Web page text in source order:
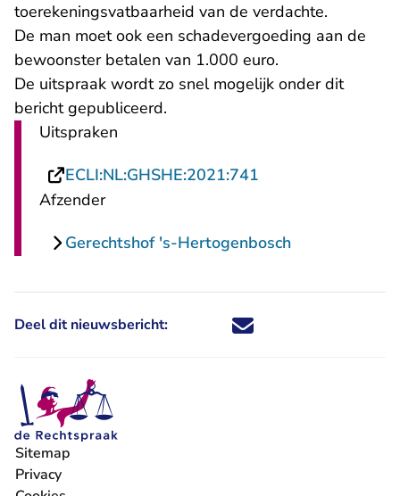
toerekeningsvatbaarheid van de verdachte.
De man moet ook een schadevergoeding aan de
bewoonster betalen van 1.000 euro.
De uitspraak wordt zo snel mogelijk onder dit
bericht gepubliceerd.
Uitspraken
ECLI:NL:GHSHE:2021:741
Afzender
Gerechtshof 's-Hertogenbosch
Deel dit nieuwsbericht: Deel dit nieuwsbericht via X -
Deel dit nieuwsbericht via
Deel dit nieuwsbericht
Deel dit
Sitemap
Privacy